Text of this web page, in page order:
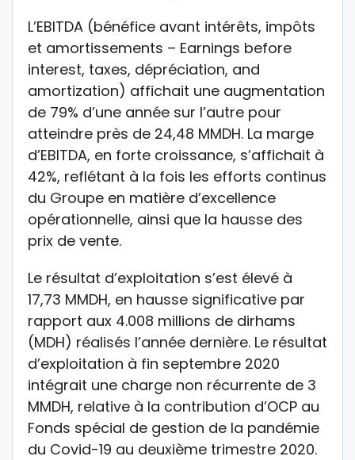
L’EBITDA (bénéfice avant intérêts, impôts
et amortissements – Earnings before
interest, taxes, dépréciation, and
amortization) affichait une augmentation
de 79% d’une année sur l’autre pour
atteindre près de 24,48 MMDH. La marge
d’EBITDA, en forte croissance, s’affichait à
42%, reflétant à la fois les efforts continus
du Groupe en matière d’excellence
opérationnelle, ainsi que la hausse des
prix de vente.
Le résultat d’exploitation s’est élevé à
17,73 MMDH, en hausse significative par
rapport aux 4.008 millions de dirhams
(MDH) réalisés l’année dernière. Le résultat
d’exploitation à fin septembre 2020
intégrait une charge non récurrente de 3
MMDH, relative à la contribution d’OCP au
Fonds spécial de gestion de la pandémie
du Covid-19 au deuxième trimestre 2020.